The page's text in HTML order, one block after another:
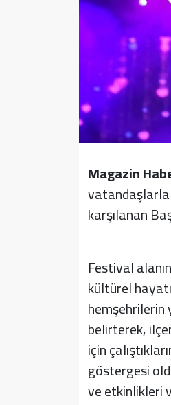
Magazin
vatandaşlarla
karşılanan
Festival
kültürel
hemşehrilerin
belirterek,
için
göstergesi
ve etkinlikleri
Resmi Reklam